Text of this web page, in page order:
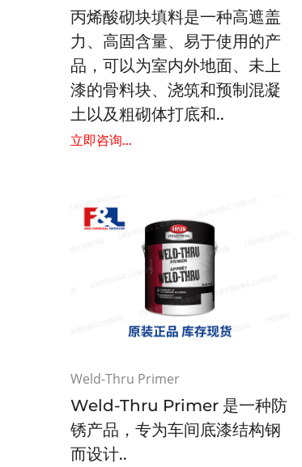
丙烯酸砌块填料是一种高遮盖
力、高固含量、易于使用的产
品，可以为室内外地面、未上
漆的骨料块、浇筑和预制混凝
土以及粗砌体打底和..
立即咨询...
Weld-Thru Primer
Weld-Thru Primer 是一种防
锈产品，专为车间底漆结构钢
而设计..